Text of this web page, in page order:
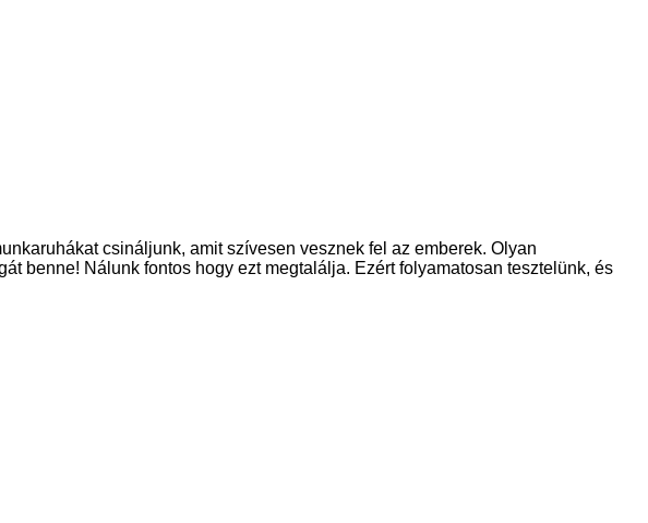
csináljunk, amit szívesen vesznek fel az emberek. Olyan
benne! Nálunk fontos hogy ezt megtalálja. Ezért folyamatosan tesztelünk, és